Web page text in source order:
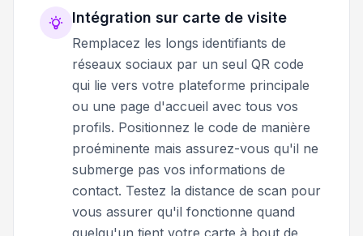
Intégration sur carte de visite
Remplacez les longs identifiants de
réseaux sociaux par un seul QR code
qui lie vers votre plateforme principale
ou une page d'accueil avec tous vos
profils. Positionnez le code de manière
proéminente mais assurez-vous qu'il ne
submerge pas vos informations de
contact. Testez la distance de scan pour
vous assurer qu'il fonctionne quand
quelqu'un tient votre carte à bout de